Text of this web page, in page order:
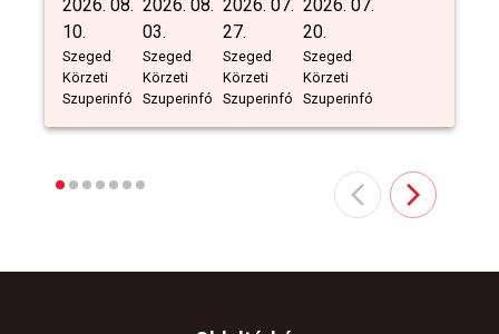
2026. 08.
10.
Szeged
Körzeti
Szuperinfó
2026. 08.
03.
Szeged
Körzeti
Szuperinfó
2026. 07.
27.
Szeged
Körzeti
Szuperinfó
2026. 07.
20.
Szeged
Körzeti
Szuperinfó